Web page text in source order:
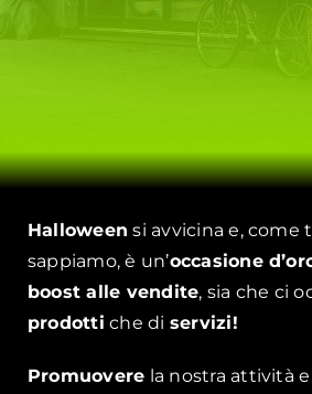
Halloween si avvicina e, come
sappiamo, è un’occasione
boost alle vendite, sia che ci
prodotti che di servizi!
Promuovere la nostra attività e